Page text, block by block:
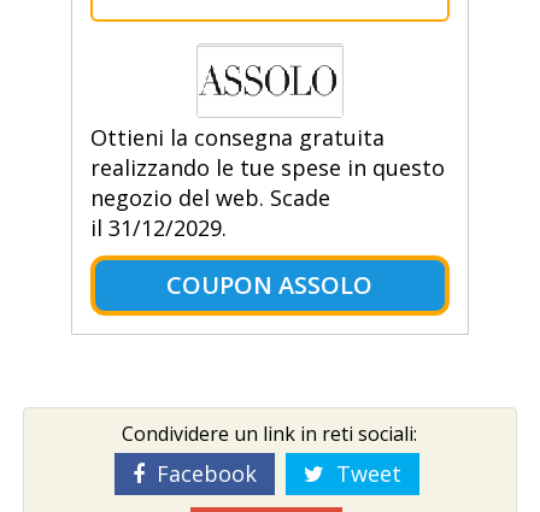
Ottieni la consegna gratuita
realizzando le tue spese in questo
negozio del web. Scade
il 31/12/2029.
COUPON ASSOLO
Condividere un link in reti sociali:
Facebook
Tweet